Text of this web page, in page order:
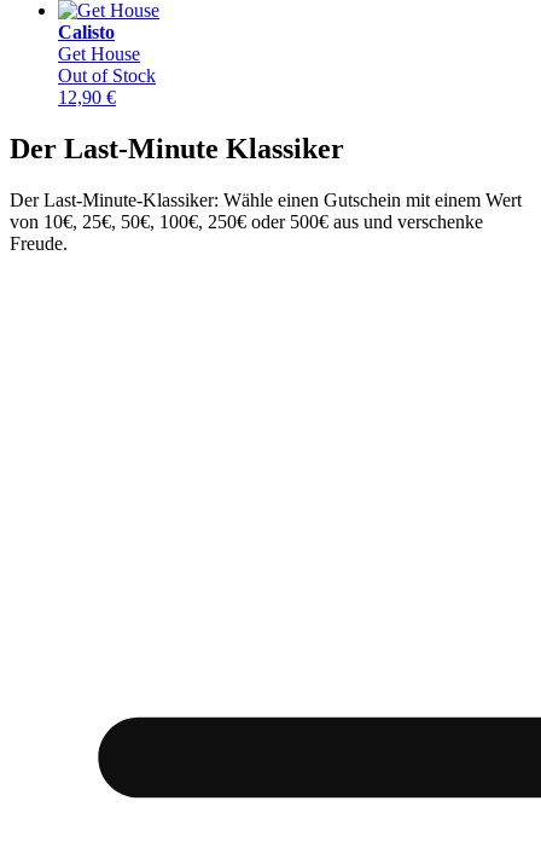
Calisto
Get House
Out of Stock
12,90 €
Der Last-Minute Klassiker
Der Last-Minute-Klassiker: Wähle einen Gutschein mit einem Wert
von 10€, 25€, 50€, 100€, 250€ oder 500€ aus und verschenke
Freude.